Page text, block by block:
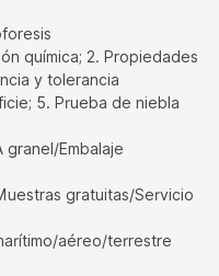
química; 2. Propiedades
y tolerancia
5. Prueba de niebla
granel/Embalaje
gratuitas/Servicio
aéreo/terrestre